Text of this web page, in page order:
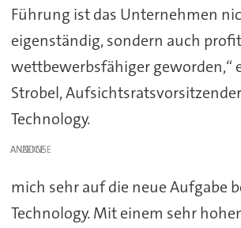
Führung ist das Unternehmen
eigenständig, sondern auch
wettbewerbsfähiger geworden,“
Strobel,
Technology.
ANZEIGE
mich sehr auf die neue Aufgabe
Technology. Mit einem sehr